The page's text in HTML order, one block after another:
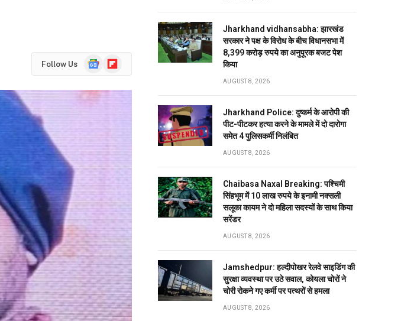
Follow Us
GoogleFlipboard
Jharkhand vidhansabha: झारखंड
सरकार ने पक्ष के विरोध के बीच विधानसभा में
8,399 करोड़ रुपये का अनुपूरक बजट पेश
किया
AUGUST 8, 2026
Jharkhand Police: दुष्कर्म के आरोपी की
पीट-पीटकर हत्या करने के मामले में दो दारोगा
समेत 4 पुलिसकर्मी निलंबित
AUGUST 8, 2026
Chaibasa Naxal Breaking: पश्चिमी
सिंहभूम में 10 लाख रुपये के इनामी नक्सली
सलूका कायम ने दो महिला सदस्यों के साथ किया
सरेंडर
AUGUST 8, 2026
Jamshedpur: हल्दीपोखर रेलवे साइडिंग की
सुरक्षा व्यवस्था पर उठे सवाल, कोयला चोरों ने
चोरी रोकने गए कर्मी पर पत्थरों से हमला
AUGUST 8, 2026